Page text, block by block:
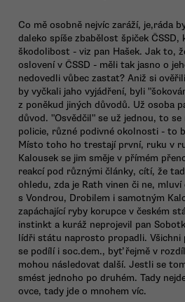
Co mě osobně nejvíc zaráží, je,ráda
daleko spíše zbabělost špiček ČSSD,
škodolibost - viz pan Hašek. Jak to,
oslovení v ČSSD - měli tak jasno o
nedovedli vůbec zastat? Aniž si
by vyčkali jaho vyjádření, byli
z poněkud jiných důvodů. Už osoba
důvod. "Osvědčil" se už jednou, to
policie, různé podivné okolnosti - to
Místo toho ho trestají první, ruku v
Kalousek se jim směje v přímém
reakcí pod různými články, cítí, že
ohledu, zda je Rath vinen či ne,
s Vondrou, Drobilem i samotným
zapáchající ryby korupce v českém
instinkt a kuráž neprojevil pan
lídři státu naprosto propadli. Všichni
se podílí i soc.dem., byť řejmě v
mohou následovat další. Jestli se
smést jednoho po druhém. Tady
ovce, tady jde o mnohem víc.